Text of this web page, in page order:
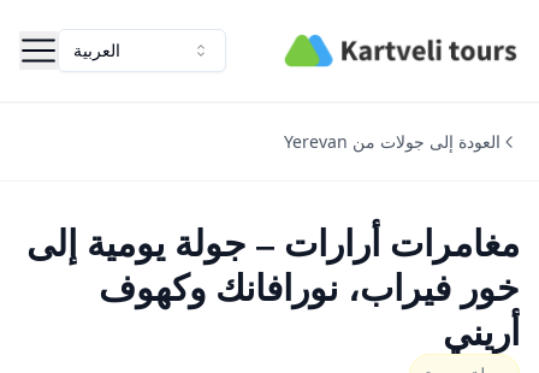
Kartveli Tours العربية
العودة إلى جولات من Yerevan
مغامرات أرارات – جولة يومية إلى
خور فيراب، نورافانك وكهوف
أريني